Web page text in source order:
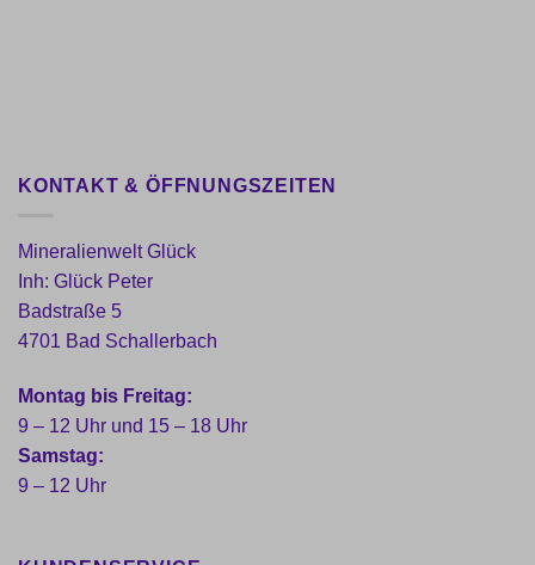
KONTAKT & ÖFFNUNGSZEITEN
Mineralienwelt Glück
Inh: Glück Peter
Badstraße 5
4701 Bad Schallerbach
Montag bis Freitag:
9 – 12 Uhr und 15 – 18 Uhr
Samstag:
9 – 12 Uhr